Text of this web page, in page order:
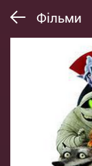
Фільми